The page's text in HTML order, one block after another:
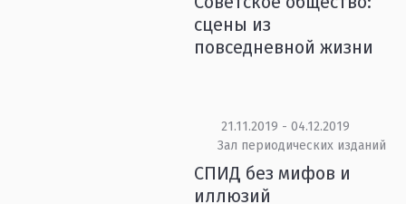
сцены из
повседневной жизни
21.11.2019 - 04.12.2019
Зал периодических изданий
СПИД без мифов и
иллюзий